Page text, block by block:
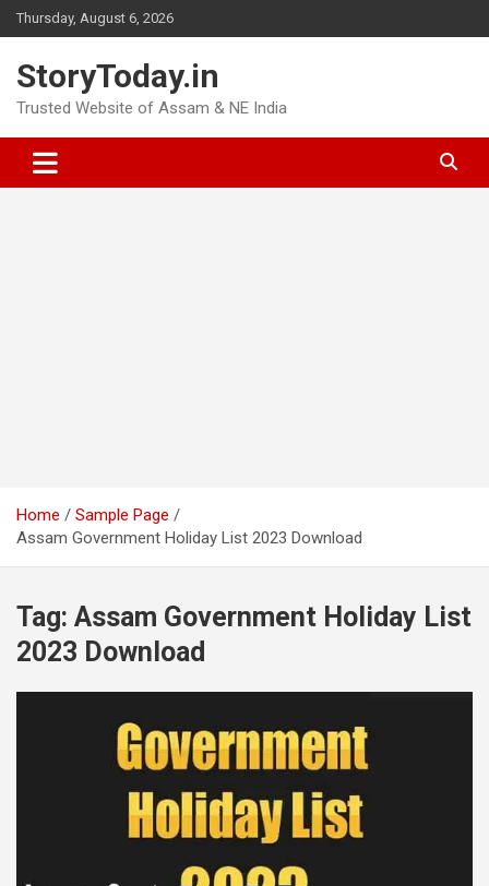
Skip
to
Thursday, August 6, 2026
StoryToday.in
Trusted Website of Assam & NE India
Home
Sample Page
Assam Government Holiday List 2023 Download
Tag: Assam Government Holiday List
2023 Download